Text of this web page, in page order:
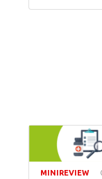
MINIREVIEW